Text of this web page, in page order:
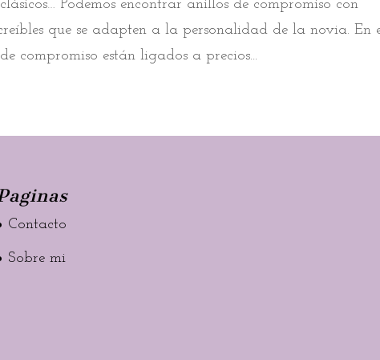
Podemos encontrar anillos de compromiso con
que se adapten a la personalidad de la novia. En
compromiso están ligados a precios...
Contacto
Sobre mi